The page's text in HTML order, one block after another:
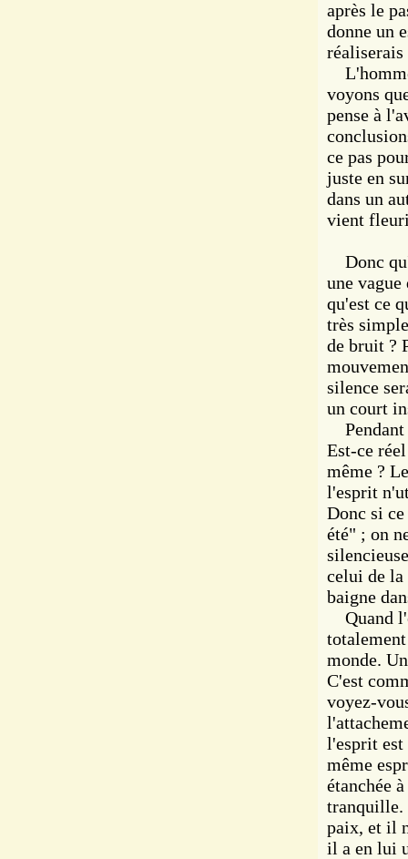
après le
donne un
réaliserais
voyons
pense à
ce pas
juste en
dans un
vient
Donc
une
qu'est ce
très
de bruit ?
silence
un court
Pendant
Est-ce
même ?
l'esprit
Donc si
été" ; on
celui de la
baigne
Quand
monde.
C'est
voyez-
l'esprit est
même
étanchée
tranquille.
paix, et il
il a en lui